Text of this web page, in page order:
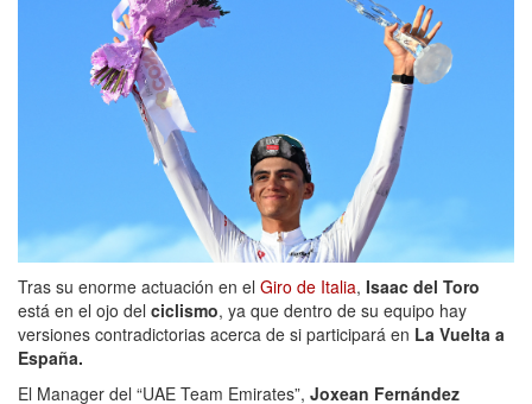
Tras su enorme actuación en el Giro de Italia, Isaac del Toro
está en el ojo del ciclismo, ya que dentro de su equipo hay
versiones contradictorias acerca de si participará en La Vuelta a
España.
El Manager del “UAE Team Emirates”, Joxean Fernández